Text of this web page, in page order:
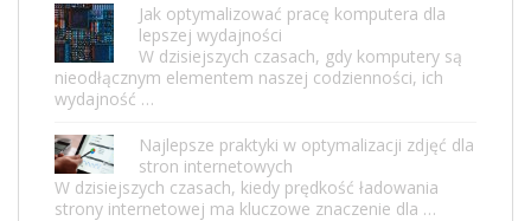
Jak optymalizować pracę komputera dla
lepszej wydajności
W dzisiejszych czasach, gdy komputery są
nieodłącznym elementem naszej codzienności, ich
wydajność …
Najlepsze praktyki w optymalizacji zdjęć dla
stron internetowych
W dzisiejszych czasach, kiedy prędkość ładowania
strony internetowej ma kluczowe znaczenie dla …